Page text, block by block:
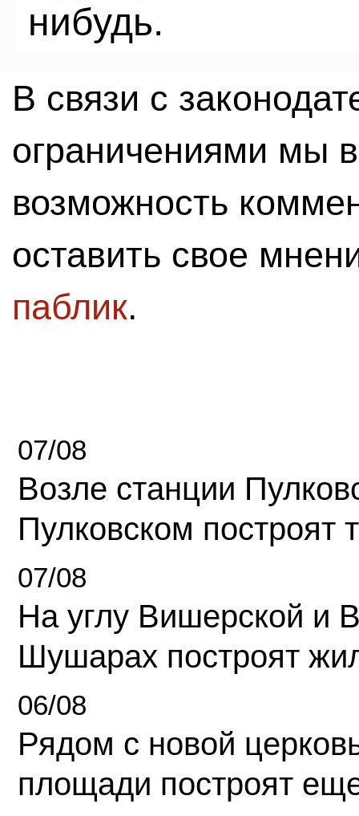
нибудь.
В связи с
ограничениями мы
возможность
оставить свое
паблик.
07/08
Возле станции
Пулковском построят
07/08
На углу Вишерской и
Шушарах построят
06/08
Рядом с новой
площади построят